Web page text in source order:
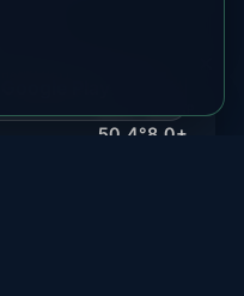
50.4°8.0+